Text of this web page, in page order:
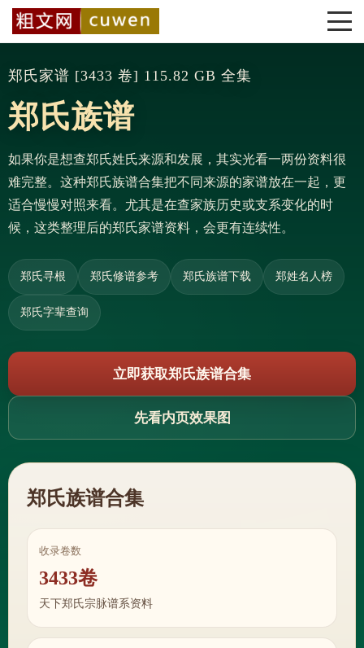
郑氏家谱 [3433 卷] 115.82 GB 全集
郑氏族谱
如果你是想查郑氏姓氏来源和发展，其实光看一两份资料很
难完整。这种郑氏族谱合集把不同来源的家谱放在一起，更
适合慢慢对照来看。尤其是在查家族历史或支系变化的时
候，这类整理后的郑氏家谱资料，会更有连续性。
郑氏寻根 郑氏修谱参考 郑氏族谱下载 郑姓名人榜
郑氏字辈查询
立即获取郑氏族谱合集
先看内页效果图
郑氏族谱合集
收录卷数
3433卷
天下郑氏宗脉谱系资料